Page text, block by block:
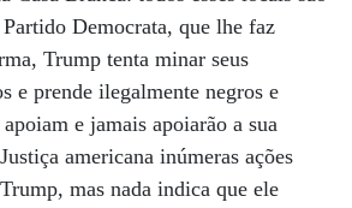
Democrata, que lhe faz
Trump tenta minar seus
e prende ilegalmente negros e
e jamais apoiarão a sua
americana inúmeras ações
mas nada indica que ele